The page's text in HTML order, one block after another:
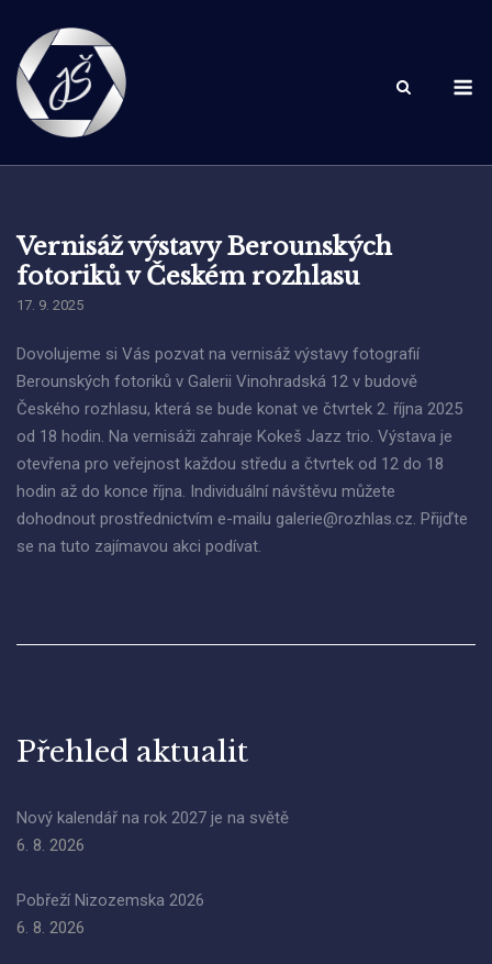
content
Vernisáž výstavy Berounských
fotoriků v Českém rozhlasu
17. 9. 2025
Dovolujeme si Vás pozvat na vernisáž výstavy fotografií
Berounských fotoriků v Galerii Vinohradská 12 v budově
Českého rozhlasu, která se bude konat ve čtvrtek 2. října 2025
od 18 hodin. Na vernisáži zahraje Kokeš Jazz trio. Výstava je
otevřena pro veřejnost každou středu a čtvrtek od 12 do 18
hodin až do konce října. Individuální návštěvu můžete
dohodnout prostřednictvím e-mailu galerie@rozhlas.cz. Přijďte
se na tuto zajímavou akci podívat.
Přehled aktualit
Nový kalendář na rok 2027 je na světě
6. 8. 2026
Pobřeží Nizozemska 2026
6. 8. 2026